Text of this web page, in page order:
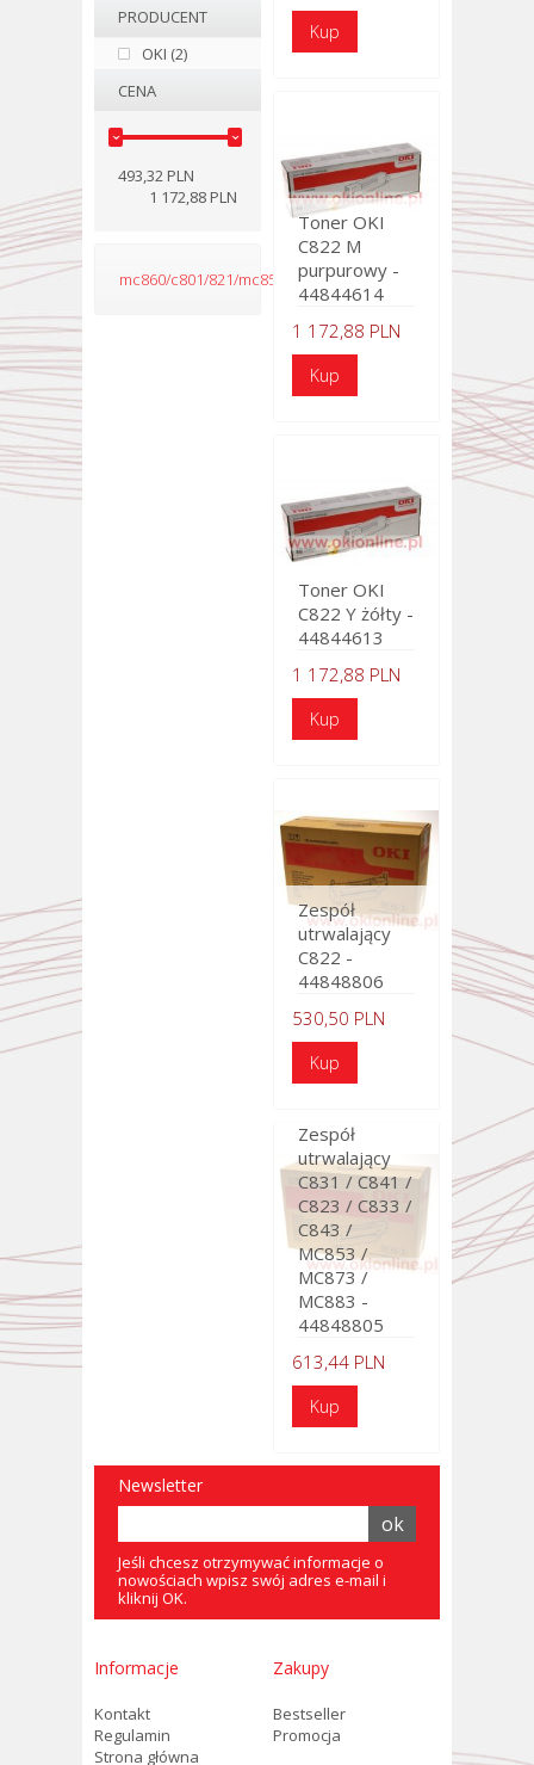
PRODUCENT
OKI (2)
CENA
493,32 PLN
1 172,88 PLN
mc860/c801/821/mc851/mc861/c810/c830
Toner OKI
C822 M
purpurowy -
44844614
1 172,88 PLN
Toner OKI
C822 Y żółty -
44844613
1 172,88 PLN
Zespół
utrwalający
C822 -
44848806
530,50 PLN
Zespół
utrwalający
C831 / C841 /
C823 / C833 /
C843 /
MC853 /
MC873 /
MC883 -
44848805
613,44 PLN
Newsletter
Jeśli chcesz otrzymywać informacje o
nowościach wpisz swój adres e-mail i
kliknij OK.
Informacje
Kontakt
Regulamin
Strona główna
Zakupy
Bestseller
Promocja